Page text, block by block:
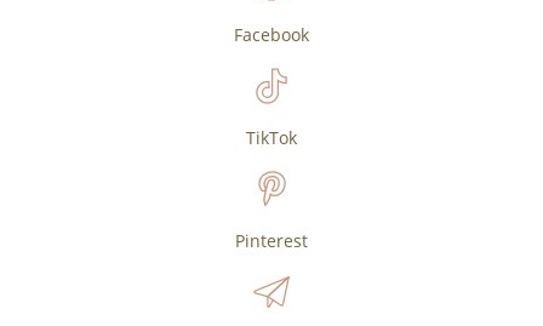
Facebook
TikTok
Pinterest